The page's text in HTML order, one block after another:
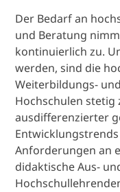
Der Bedarf an
und Beratung
kontinuierlich zu.
werden, sind die
Weiterbildungs-
Hochschulen stetig
ausdifferenzierter
Anforderungen an
didaktische Aus-